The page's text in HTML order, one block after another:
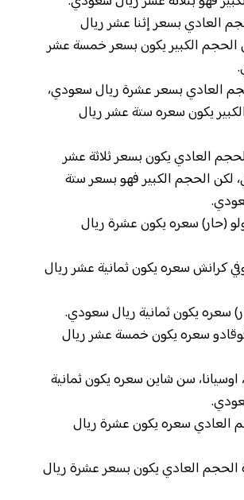
العادي بسعر إثنا عشر ريال
الكبير يكون بسعر خمسة عشر
العادي بسعر عشرة ريال سعودي،
يكون سعره ستة عشر ريال
العادي يكون بسعر ثلاثة عشر
لكن الحجم الكبير فهو بسعر ستة
(حار) سعره يكون عشرة ريال
كرانش سعره يكون ثمانية عشر ريال
سعره يكون ثمانية ريال سعودي.
سعره يكون خمسة عشر ريال
اوسيانا، سن شاين سعره يكون ثمانية
العادي سعره يكون عشرة ريال
العادي يكون بسعر عشرة ريال